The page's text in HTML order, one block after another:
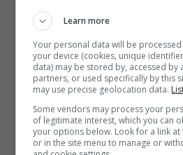
“Lei è una madre
passare una vita di guai.
rinunciare ai miei sogni
volevo andare
più potuta andare”,
“All’università non ci sei
Learn more
Your personal data will be
your device (cookies, unique
data) may be stored by, accessed by
partners, or used specifically by this
may use precise geolocation data.
Some vendors may process your
of legitimate interest, which you can
your options below. Look for a link
or in the site menu to manage or